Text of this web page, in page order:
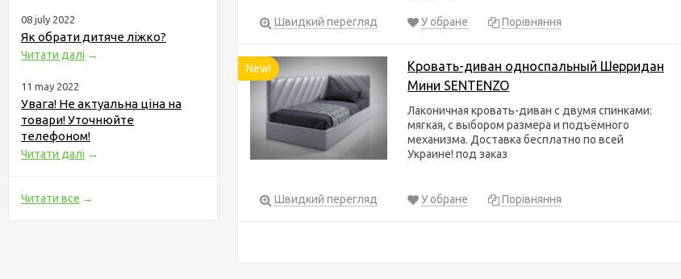
08 july 2022
Як обрати дитяче ліжко?
Читати далі →
11 may 2022
Увага! Не актуальна ціна на
товари! Уточнюйте
телефоном!
Читати далі →
Читати все →
Швидкий перегляд У обране Порівняння
New!
Кровать-диван односпальный Шерридан
Мини SENTENZO
Лаконичная кровать-диван с двумя спинками:
мягкая, с выбором размера и подъёмного
механизма. Доставка бесплатно по всей
Украине! под заказ
Швидкий перегляд У обране Порівняння